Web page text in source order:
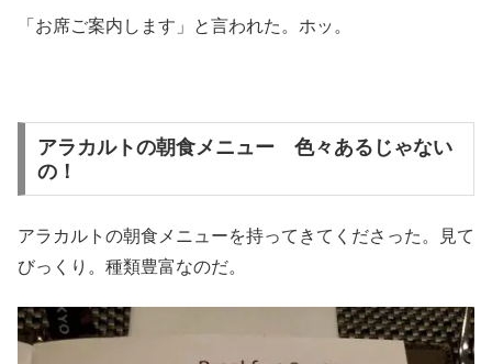
「お席ご案内します」と言われた。ホッ。
アラカルトの朝食メニュー 色々あるじゃない
の！
アラカルトの朝食メニューを持ってきてくださった。見て
びっくり。種類豊富なのだ。